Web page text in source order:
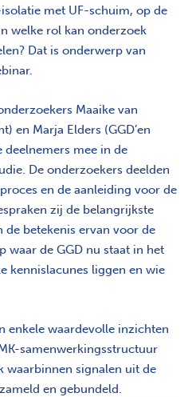
met UF-schuim, op de
welke rol kan onderzoek
Dat is onderwerp van
Maaike van
en Marja Elders (GGD’en
deelnemers mee in de
De onderzoekers deelden
en de aanleiding voor de
zij de belangrijkste
betekenis ervan voor de
waar de GGD nu staat in het
kennislacunes liggen en wie
enkele waardevolle inzichten
samenwerkingsstructuur
waarbinnen signalen uit de
en gebundeld.